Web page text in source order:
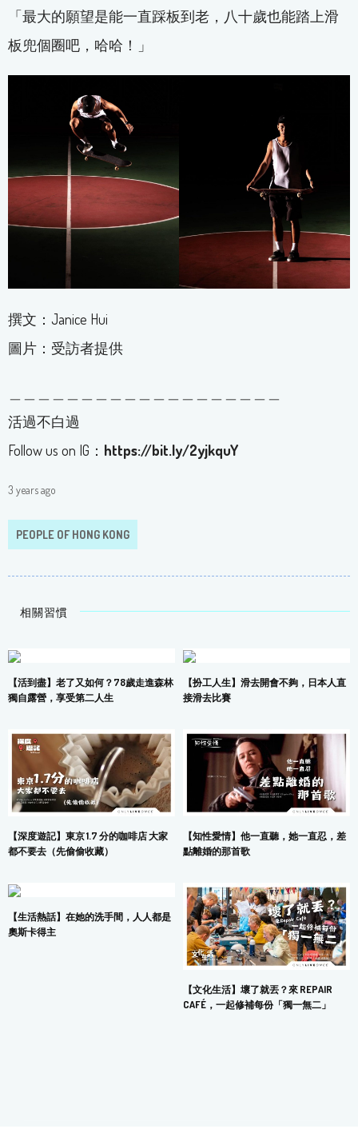
「最大的願望是能一直踩板到老，八十歲也能踏上滑
板兜個圈吧，哈哈！」
撰文：Janice Hui
圖片：受訪者提供
活過不白過
Follow us on IG： https://bit.ly/2yjkquY
3 years ago
PEOPLE OF HONG KONG
相關習慣
【活到盡】老了又如何？78歲走進森林
獨自露營，享受第二人生
【扮工人生】滑去開會不夠，日本人直
接滑去比賽
【深度遊記】東京 1.7 分的咖啡店 大家
都不要去（先偷偷收藏）
【知性愛情】他一直聽，她一直忍，差
點離婚的那首歌
【生活熱話】在她的洗手間，人人都是
奧斯卡得主
【文化生活】壞了就丟？來 REPAIR
CAFÉ，一起修補每份「獨一無二」